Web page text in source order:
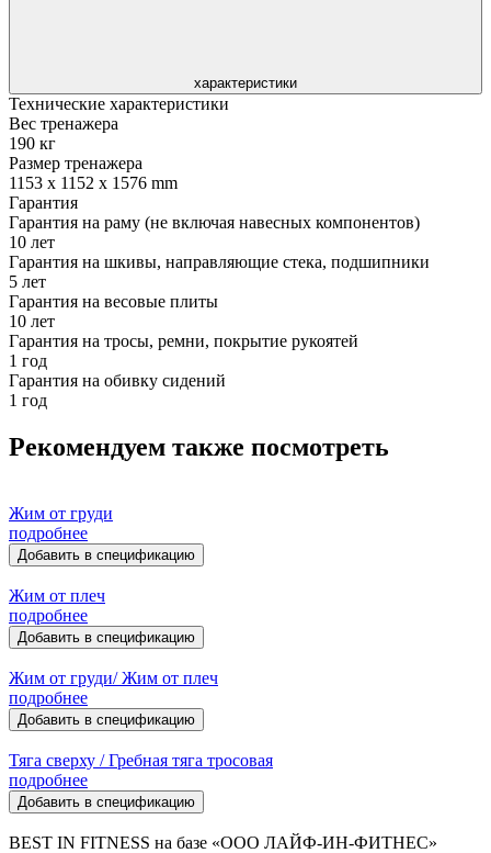
характеристики
Технические характеристики
Вес тренажера
190 кг
Размер тренажера
1153 x 1152 x 1576 mm
Гарантия
Гарантия на раму (не включая навесных компонентов)
10 лет
Гарантия на шкивы, направляющие стека, подшипники
5 лет
Гарантия на весовые плиты
10 лет
Гарантия на тросы, ремни, покрытие рукоятей
1 год
Гарантия на обивку сидений
1 год
Рекомендуем также посмотреть
Жим от груди
подробнее
Добавить в спецификацию
Жим от плеч
подробнее
Добавить в спецификацию
Жим от груди/ Жим от плеч
подробнее
Добавить в спецификацию
Тяга сверху / Гребная тяга тросовая
подробнее
Добавить в спецификацию
BEST IN FITNESS на базе «ООО ЛАЙФ-ИН-ФИТНЕС»